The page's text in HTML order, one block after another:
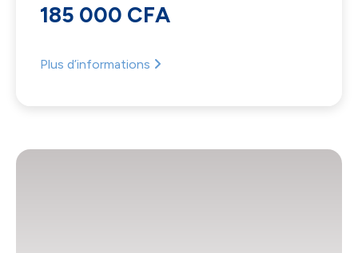
185 000 CFA
Plus d’informations